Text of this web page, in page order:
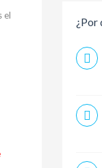
el
¿Por